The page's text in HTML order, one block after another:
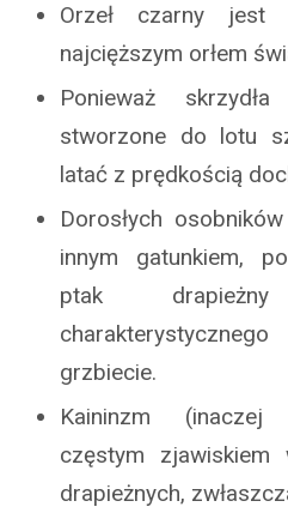
Orzeł czarny
najcięższym orłem
Ponieważ
stworzone do lotu
latać z prędkością
Dorosłych
innym gatunkiem,
ptak
grzbiecie.
Kaininzm
częstym
drapieżnych,